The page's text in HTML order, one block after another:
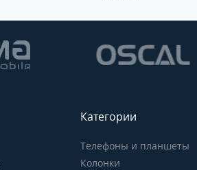
Категории
Телефоны и планшеты
Колонки